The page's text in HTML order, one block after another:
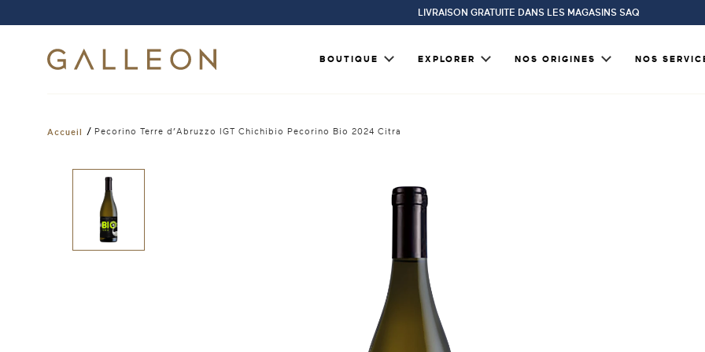
LIVRAISON GRATUITE DANS LES MAGASINS SAQ
BOUTIQUE EXPLORER NOS ORIGINES NOS
Accueil / Pecorino Terre d’Abruzzo IGT Chichibio Pecorino Bio 2024 Citra